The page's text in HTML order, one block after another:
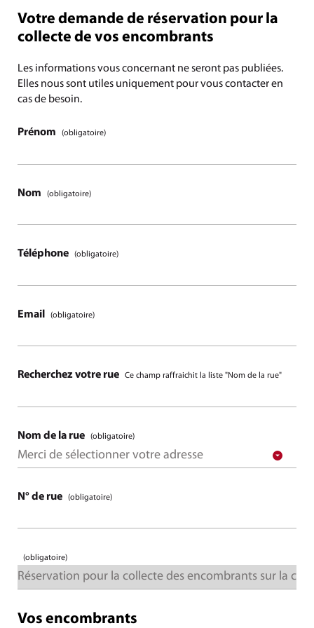
Votre demande de réservation pour la
collecte de vos encombrants
Les informations vous concernant ne seront pas publiées.
Elles nous sont utiles uniquement pour vous contacter en
cas de besoin.
Prénom (obligatoire)
Nom (obligatoire)
Téléphone (obligatoire)
Email (obligatoire)
Recherchez votre rue Ce champ raffraichit la liste "Nom de la rue"
Nom de la rue (obligatoire)
N° de rue (obligatoire)
(obligatoire)
Vos encombrants